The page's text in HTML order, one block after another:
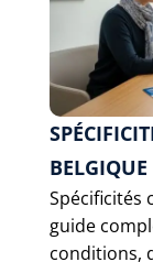
Spécificités
guide
conditions,